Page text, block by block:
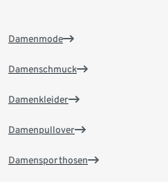
Damenmode
Damenschmuck
Damenkleider
Damenpullover
Damensporthosen